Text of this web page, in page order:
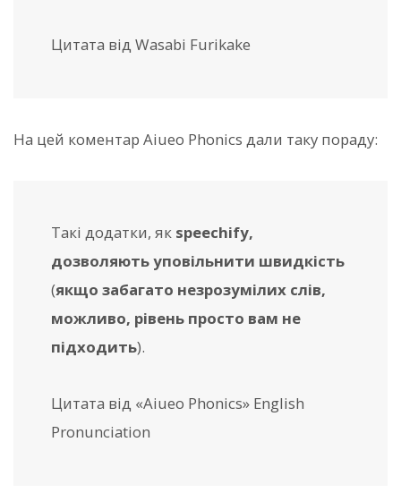
Цитата від Wasabi Furikake
На цей коментар Aiueo Phonics дали таку пораду:
Такі додатки, як speechify,
дозволяють уповільнити швидкість
(якщо забагато незрозумілих слів,
можливо, рівень просто вам не
підходить).
Цитата від «Aiueo Phonics» English
Pronunciation